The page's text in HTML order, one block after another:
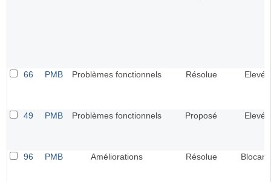
66 PMB Problèmes fonctionnels Résolue Elevé
49 PMB Problèmes fonctionnels Proposé Elevé
96 PMB Améliorations Résolue Blocant